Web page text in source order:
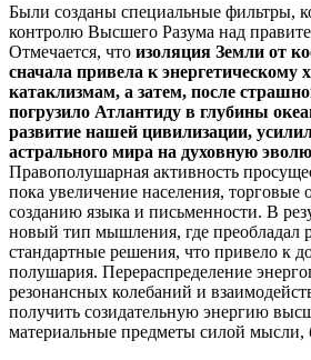
Были созданы специальные фильтры,
контролю Высшего Разума над
Отмечается, что изоляция Земли от
сначала привела к энергетическому
катаклизмам, а затем, после
погрузило Атлантиду в глубины
развитие нашей цивилизации,
астрального мира на духовную
Правополушарная активность
пока увеличение населения,
созданию языка и письменности. В
новый тип мышления, где преобладал
стандартные решения, что привело к
полушария. Перераспределение
резонансных колебаний и
получить созидательную энергию
материальные предметы силой мысли,